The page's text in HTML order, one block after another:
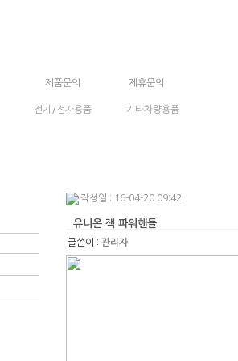
제품문의 제휴문의
전기/전자용품 기타차량용품
작성일 : 16-04-20 09:42
유니온 잭 파워핸들
글쓴이 :관리자